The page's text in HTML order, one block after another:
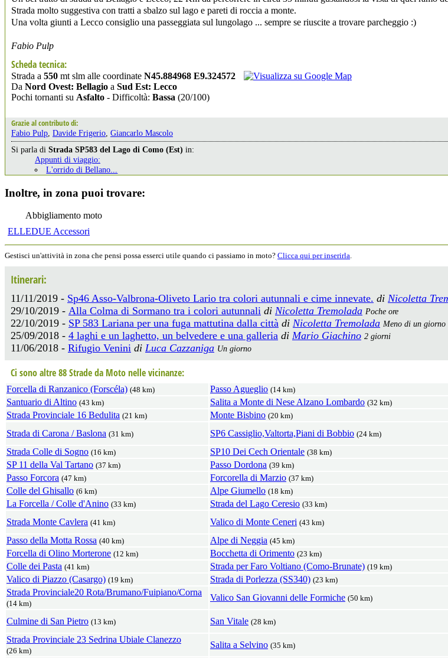
Strada molto suggestiva con tratti a sbalzo sul lago e pareti di roccia a monte.
Una volta giunti a Lecco consiglio una passeggiata sul lungolago ... sempre se riuscite a trovare parcheggio :)
Fabio Pulp
Scheda tecnica:
Strada a 550 mt slm alle coordinate N45.884968 E9.324572
Da Nord Ovest: Bellagio a Sud Est: Lecco
Pochi tornanti su Asfalto - Difficoltà: Bassa (20/100)
Grazie al contributo di:
Fabio Pulp Davide Frigerio Giancarlo Mascolo
Si parla di Strada SP583 del Lago di Como (Est) in:
Appunti di viaggio:
L'orrido di Bellano...
Inoltre, in zona puoi trovare:
Abbigliamento moto
ELLEDUE Accessori
Gestisci un'attività in zona che pensi possa esserci utile quando ci passiamo in moto? Clicca qui per inserirla.
Itinerari:
11/11/2019 - Sp46 Asso-Valbrona-Oliveto Lario tra colori autunnali e cime innevate. di Nicoletta
29/10/2019 - Alla Colma di Sormano tra i colori autunnali di Nicoletta Tremolada Poche ore
22/10/2019 - SP 583 Lariana per una fuga mattutina dalla città di Nicoletta Tremolada Meno di un giorno
25/09/2018 - 4 laghi e un laghetto, un belvedere e una galleria di Mario Giachino 2 giorni
11/06/2018 - Rifugio Venini di Luca Cazzaniga Un giorno
Ci sono altre 88 Strade da Moto nelle vicinanze:
Forcella di Ranzanico (Forscéla) (48 km) Passo Agueglio (14 km)
Santuario di Altino (43 km) Salita a Monte di Nese Alzano Lombardo (32 km)
Strada Provinciale 16 Bedulita (21 km) Monte Bisbino (20 km)
Strada di Carona / Baslona (31 km) SP6 Cassiglio,Valtorta,Piani di Bobbio (24 km)
Strada Colle di Sogno (16 km) SP10 Dei Cech Orientale (38 km)
SP 11 della Val Tartano (37 km) Passo Dordona (39 km)
Passo Forcora (47 km) Forcorella di Marzio (37 km)
Colle del Ghisallo (6 km) Alpe Giumello (18 km)
La Forcella / Colle d'Anino (33 km) Strada del Lago Ceresio (33 km)
Strada Monte Cavlera (41 km) Valico di Monte Ceneri (43 km)
Passo della Motta Rossa (40 km) Alpe di Neggia (45 km)
Forcella di Olino Morterone (12 km) Bocchetta di Orimento (23 km)
Colle dei Pasta (41 km) Strada per Faro Voltiano (Como-Brunate) (19 km)
Valico di Piazzo (Casargo) (19 km) Strada di Porlezza (SS340) (23 km)
Strada Provinciale20 Rota/Brumano/Fuipiano/Corna
(14 km)
Valico San Giovanni delle Formiche (50 km)
Culmine di San Pietro (13 km) San Vitale (28 km)
Strada Provinciale 23 Sedrina Ubiale Clanezzo
(26 km)
Salita a Selvino (35 km)